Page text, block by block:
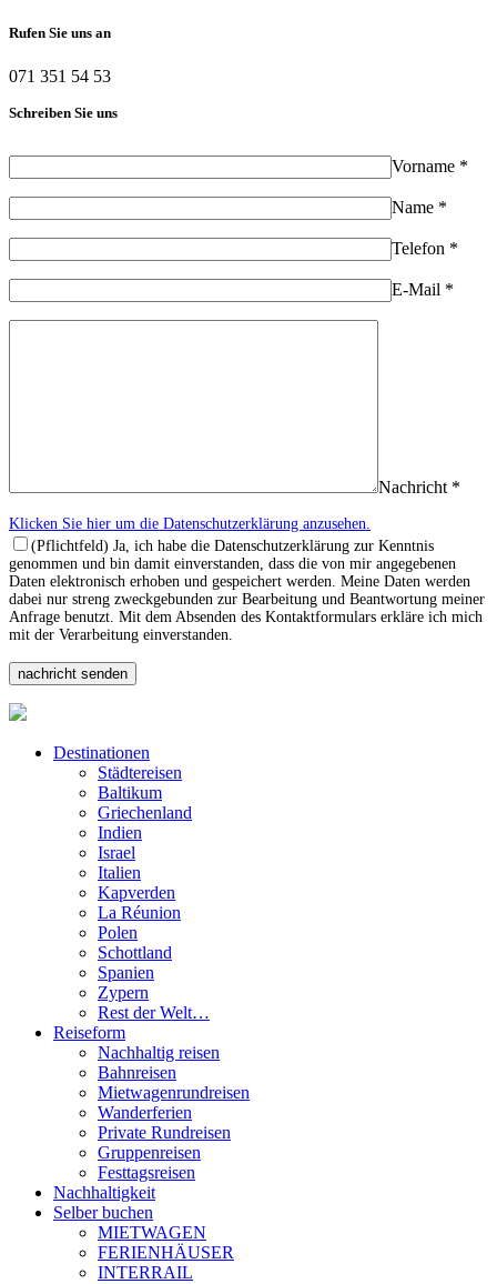
Rufen Sie uns an
071 351 54 53
Schreiben Sie uns
Vorname *
Name *
Telefon *
E-Mail *
Nachricht *
Klicken Sie hier um die Datenschutzerklärung anzusehen.
(Pflichtfeld) Ja, ich habe die Datenschutzerklärung zur Kenntnis
genommen und bin damit einverstanden, dass die von mir angegebenen
Daten elektronisch erhoben und gespeichert werden. Meine Daten werden
dabei nur streng zweckgebunden zur Bearbeitung und Beantwortung meiner
Anfrage benutzt. Mit dem Absenden des Kontaktformulars erkläre ich mich
mit der Verarbeitung einverstanden.
Destinationen
Städtereisen
Baltikum
Griechenland
Indien
Israel
Italien
Kapverden
La Réunion
Polen
Schottland
Spanien
Zypern
Rest der Welt…
Reiseform
Nachhaltig reisen
Bahnreisen
Mietwagenrundreisen
Wanderferien
Private Rundreisen
Gruppenreisen
Festtagsreisen
Nachhaltigkeit
Selber buchen
MIETWAGEN
FERIENHÄUSER
INTERRAIL